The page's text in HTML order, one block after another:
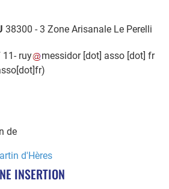
38300 - 3 Zone Arisanale Le Perelli
- ruy messidor[dot] asso [dot] fr
de
d'Hères
INSERTION